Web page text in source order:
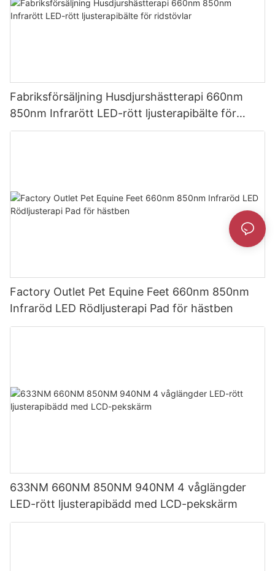
Fabriksförsäljning Husdjurshästterapi 660nm
850nm Infrarött LED-rött ljusterapibälte för
ridstövlar
Factory Outlet Pet Equine Feet 660nm 850nm
Infraröd LED Rödljusterapi Pad för hästben
633NM 660NM 850NM 940NM 4 våglängder
LED-rött ljusterapibädd med LCD-pekskärm